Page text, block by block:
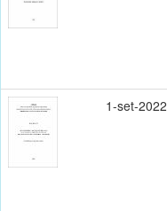
1-set-2022